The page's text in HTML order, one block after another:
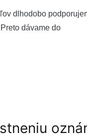
dlhodobo
dávame do